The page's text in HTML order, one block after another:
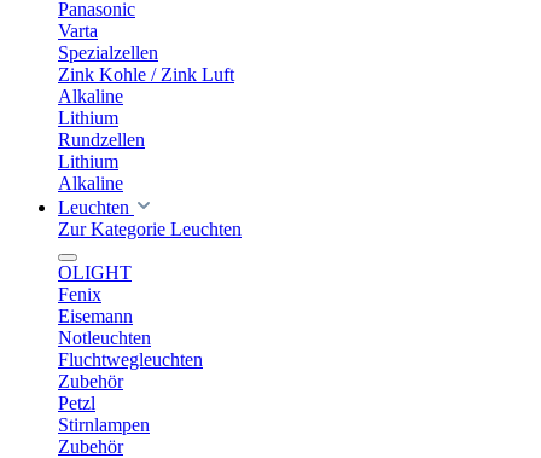
Panasonic
Varta
Spezialzellen
Zink Kohle / Zink Luft
Alkaline
Lithium
Rundzellen
Lithium
Alkaline
Leuchten
Zur Kategorie Leuchten
OLIGHT
Fenix
Eisemann
Notleuchten
Fluchtwegleuchten
Zubehör
Petzl
Stirnlampen
Zubehör